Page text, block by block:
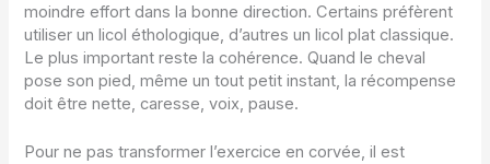
moindre effort dans la bonne direction. Certains préfèrent
utiliser un licol éthologique, d’autres un licol plat classique.
Le plus important reste la cohérence. Quand le cheval
pose son pied, même un tout petit instant, la récompense
doit être nette, caresse, voix, pause.
Pour ne pas transformer l’exercice en corvée, il est